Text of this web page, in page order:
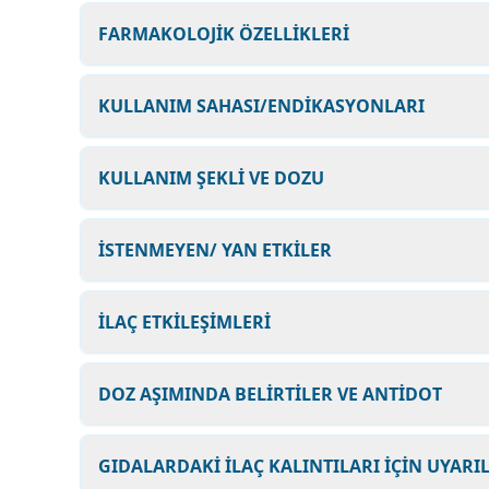
FARMAKOLOJİK ÖZELLİKLERİ
KULLANIM SAHASI/ENDİKASYONLARI
KULLANIM ŞEKLİ VE DOZU
İSTENMEYEN/ YAN ETKİLER
İLAÇ ETKİLEŞİMLERİ
DOZ AŞIMINDA BELİRTİLER VE ANTİDOT
GIDALARDAKİ İLAÇ KALINTILARI İÇİN